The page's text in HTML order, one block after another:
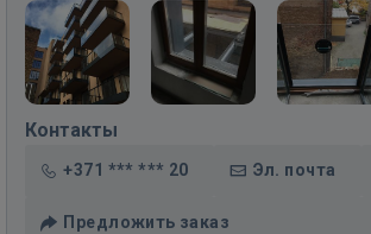
Контакты
+371 *** *** 20 Эл. почта
Предложить заказ